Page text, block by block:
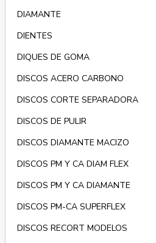
DIAMANTE
DIENTES
DIQUES DE GOMA
DISCOS ACERO CARBONO
DISCOS CORTE SEPARADORA
DISCOS DE PULIR
DISCOS DIAMANTE MACIZO
DISCOS PM Y CA DIAM FLEX
DISCOS PM Y CA DIAMANTE
DISCOS PM-CA SUPERFLEX
DISCOS RECORT MODELOS